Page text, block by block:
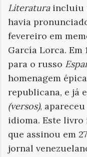
Literaturaincluiu
havia
fevereiro em
García Lorca.
para o russo
homenagem
republicana, e já
(versos),
idioma. Este
que assinou em
jornal